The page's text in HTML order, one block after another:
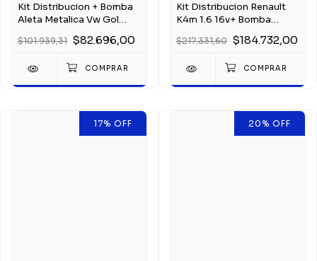
Kit Distribucion + Bomba
Aleta Metalica Vw Gol
$101.939,31 $82.696,00
Kit Distribucion Renault
K4m 1.6 16v+ Bomba
$217.331,60 $184.732,00
17% OFF 20% OFF